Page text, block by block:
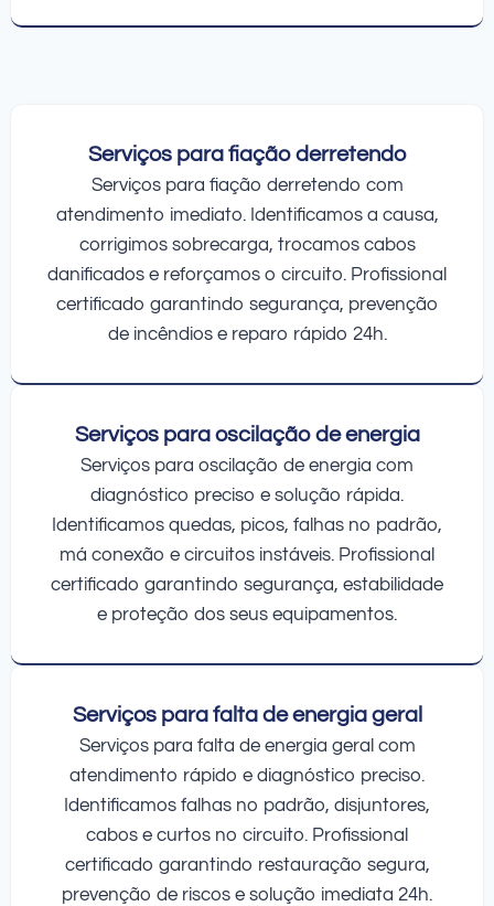
Serviços para fiação derretendo
Serviços para fiação derretendo com
atendimento imediato. Identificamos a causa,
corrigimos sobrecarga, trocamos cabos
danificados e reforçamos o circuito. Profissional
certificado garantindo segurança, prevenção
de incêndios e reparo rápido 24h.
Serviços para oscilação de energia
Serviços para oscilação de energia com
diagnóstico preciso e solução rápida.
Identificamos quedas, picos, falhas no padrão,
má conexão e circuitos instáveis. Profissional
certificado garantindo segurança, estabilidade
e proteção dos seus equipamentos.
Serviços para falta de energia geral
Serviços para falta de energia geral com
atendimento rápido e diagnóstico preciso.
Identificamos falhas no padrão, disjuntores,
cabos e curtos no circuito. Profissional
certificado garantindo restauração segura,
prevenção de riscos e solução imediata 24h.